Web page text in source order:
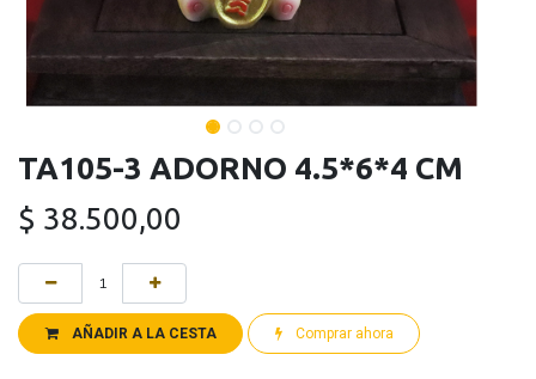
TA105-3 ADORNO 4.5*6*4 CM
$ 38.500,00
AÑADIR A LA CESTA Comprar ahora